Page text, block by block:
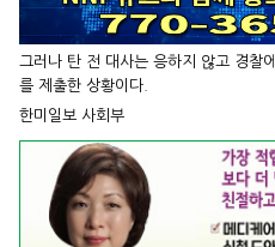
그러나 탄 전 대사는 응하지 않고 경찰
를 제출한 상황이다.
한미일보 사회부